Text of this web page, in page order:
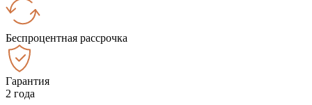
Беспроцентная рассрочка
Гарантия
2 года